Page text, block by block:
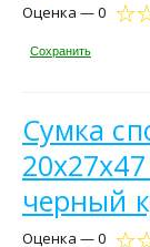
Оценка — 0
Сохранить
Сумка
черный
Оценка — 0